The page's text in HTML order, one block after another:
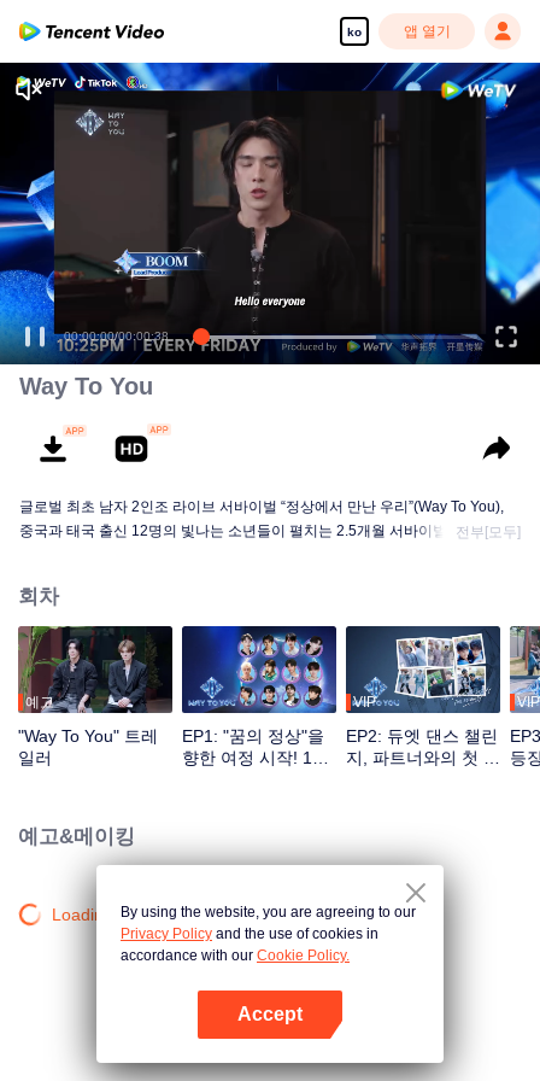
ko 앱 열기
00:00:00/00:00:38
Way To You
글로벌 최초 남자 2인조 라이브 서바이벌 “정상에서 만난 우리”(Way To You),
중국과 태국 출신 12명의 빛나는 소년들이 펼치는 2.5개월 서바이벌+라이브 무
수 있으며 첫 만남의 설레임부터 환상의 케미까지 전 과정을 지켜볼 수 있다. 최
고의 인기 조로 선발된 커플은 세계적인 무대에서 본격적으로 데뷔하게 된다.
전부[모두]
회차
예고
"Way To You" 트레
일러
EP1: "꿈의 정상"을
향한 여정 시작! 12
VIP
EP2: 듀엣 댄스 챌린
지, 파트너와의 첫 도
VIP
등
예고&메이킹
Loading…By using the website, you are agreeing to our
Privacy Policy and the use of cookies in
accordance with our Cookie Policy.
Accept